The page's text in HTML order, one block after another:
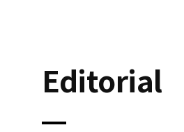
Editorial